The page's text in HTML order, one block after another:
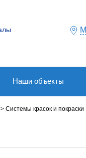
Наши объекты
Системы красок и покраски